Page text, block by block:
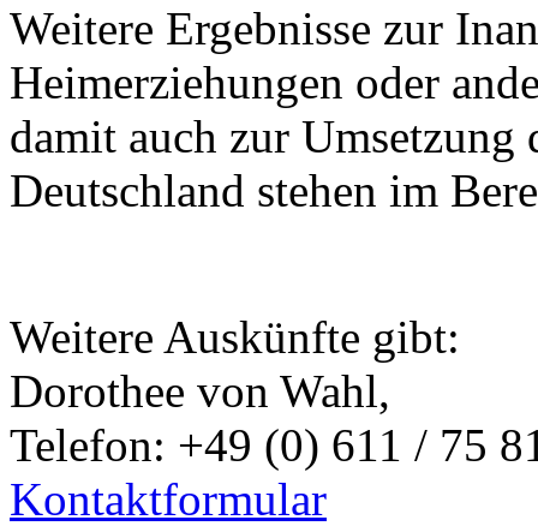
Weitere Ergebnisse zur
Heimerziehungen oder
damit auch zur
Deutschland stehen im
Weitere Auskünfte gibt:
Dorothee von Wahl,
Telefon: +49 (0) 611 / 75
Kontaktformular